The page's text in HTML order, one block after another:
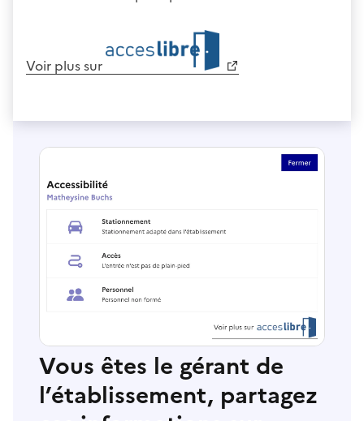
Voir plus sur
Vous êtes le gérant de
l’établissement, partagez